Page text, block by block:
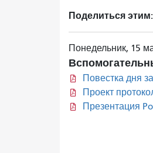
Поделиться этим:
Понедельник, 15
Повестка дня
Проект
Презентация